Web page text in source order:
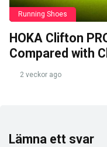
Running Shoes
HOKA Clifton
Compared with
2 veckor ago
Lämna ett svar